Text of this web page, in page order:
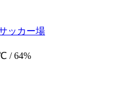
ッカー場
/ 64%